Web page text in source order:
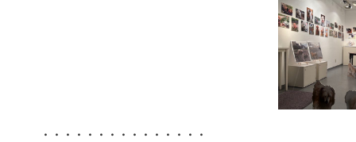
・・・・・・・・・・・・・・・